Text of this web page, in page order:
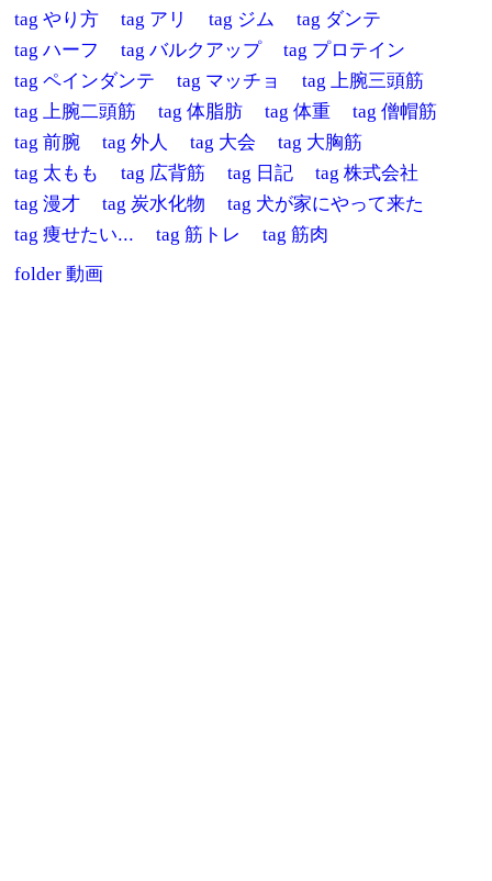
tagやり方 tag アリ tag ジム tag ダンテ
tagハーフ tagバルクアップ tag プロテイン
tagペインダンテ tag マッチョ tag
上腕三頭筋
tag
上腕二頭筋 tag体脂肪 tag体重 tag僧帽筋
tag前腕 tag外人 tag 大会 tag 大胸筋
tag 太もも tag 広背筋 tag 日記 tag株式会社
tag漫才 tag 炭水化物 tag 犬が家にやって来た
tag痩せたい... tag筋トレ tag筋肉
folder動画